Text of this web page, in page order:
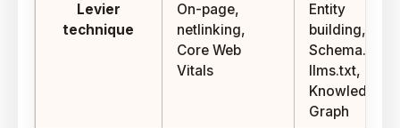
Levier
technique
On-page,
netlinking,
Core Web
Vitals
Entity
building,
Schema.org,
llms.txt,
Knowledge
Graph